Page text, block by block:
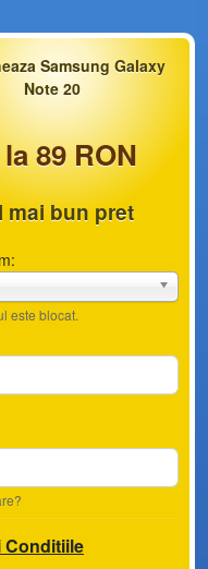
Samsung Galaxy
Note 20
89 RON
mai bun pret
este blocat.
Conditiile